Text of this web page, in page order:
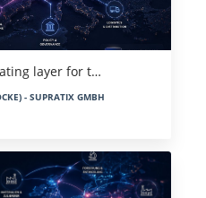
layer for t…
- SUPRATIX GMBH